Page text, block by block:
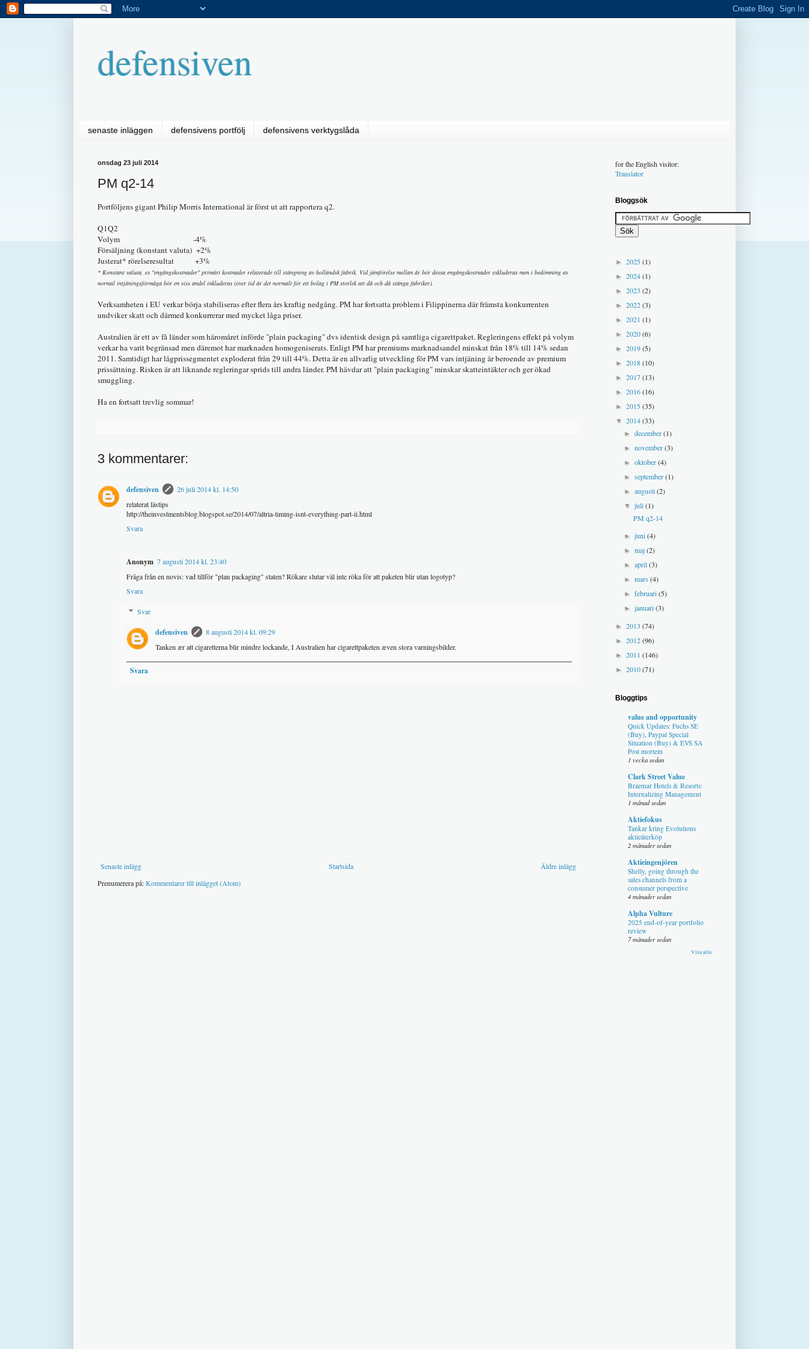
defensiven
senaste inläggen defensivens portfölj defensivens verktygslåda
onsdag 23 juli 2014
PM q2-14
Portföljens gigant Philip Morris International är först ut att rapportera q2.
Q1Q2
Volym -4%
Försäljning (konstant valuta) +2%
Justerat* rörelseresultat +3%
* Konstant valuta, ex "engångskostnader" primärt kostnader relaterade till stängning av holländsk fabrik. Vid jämförelse mellan år bör dessa engångskostnader exkluderas men i bedömning av
normal intjäningsförmåga bör en viss andel inkluderas (över tid är det normalt för ett bolag i PM storlek att då och då stänga fabriker).
Verksamheten i EU verkar börja stabiliseras efter flera års kraftig nedgång. PM har fortsatta problem i Filippinerna där främsta konkurrenten
undviker skatt och därmed konkurrerar med mycket låga priser.
Australien är ett av få länder som häromåret införde "plain packaging" dvs identisk design på samtliga cigarettpaket. Regleringens effekt på volym
verkar ha varit begränsad men däremot har marknaden homogeniserats. Enligt PM har premiums marknadsandel minskat från 18% till 14% sedan
2011. Samtidigt har lågprissegmentet exploderat från 29 till 44%. Detta är en allvarlig utveckling för PM vars intjäning är beroende av premium
prissättning. Risken är att liknande regleringar sprids till andra länder. PM hävdar att "plain packaging" minskar skatteintäkter och ger ökad
smuggling.
Ha en fortsatt trevlig sommar!
3 kommentarer:
defensiven
26 juli 2014 kl. 14:50
relaterat lästips
http://theinvestmentsblog.blogspot.se/2014/07/altria-timing-isnt-everything-part-ii.html
Svara
Anonym 7 augusti 2014 kl. 23:40
Fråga från en novis: vad tillför "plan packaging" staten? Rökare slutar väl inte röka för att paketen blir utan logotyp?
Svara
Svar
defensiven
8 augusti 2014 kl. 09:29
Tanken ær att cigaretterna blir mindre lockande, I Australien har cigarettpaketen æven stora varningsbilder.
Svara
Senaste inlägg Äldre inlägg
Startsida
Prenumerera på:Kommentarer till inlägget (Atom)
for the English visitor:
Translator
Bloggsök
► 2025(1)
► 2024(1)
► 2023 (2)
► 2022(3)
► 2021 (1)
► 2020(6)
► 2019(5)
► 2018(10)
► 2017(13)
► 2016(16)
► 2015(35)
▼ 2014(33)
►december(1)
►november(3)
►oktober(4)
►september(1)
►augusti(2)
▼juli(1)
PM q2-14
►juni(4)
►maj(2)
►april(3)
►mars(4)
►februari(5)
►januari(3)
► 2013 (74)
► 2012(96)
► 2011 (146)
► 2010(71)
Bloggtips
value and opportunity
Quick Updates: Fuchs SE
(Buy), Paypal Special
Situation (Buy) & EVS SA
Post mortem
1 vecka sedan
Clark Street Value
Braemar Hotels & Resorts:
Internalizing Management
1 månad sedan
Aktiefokus
Tankar kring Evolutions
aktieåterköp
2 månader sedan
Aktieingenjören
Shelly, going through the
sales channels from a
consumer perspective
4 månader sedan
Alpha Vulture
2025 end-of-year portfolio
review
7 månader sedan
Visa alla